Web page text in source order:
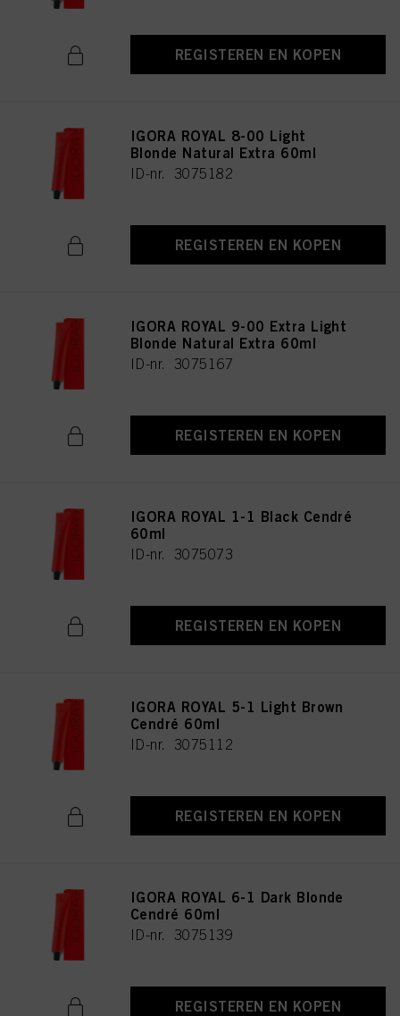
REGISTEREN EN KOPEN
IGORA ROYAL 8-00 Light
Blonde Natural Extra 60ml
ID-nr. 3075182
REGISTEREN EN KOPEN
IGORA ROYAL 9-00 Extra Light
Blonde Natural Extra 60ml
ID-nr. 3075167
REGISTEREN EN KOPEN
IGORA ROYAL 1-1 Black Cendré
60ml
ID-nr. 3075073
REGISTEREN EN KOPEN
IGORA ROYAL 5-1 Light Brown
Cendré 60ml
ID-nr. 3075112
REGISTEREN EN KOPEN
IGORA ROYAL 6-1 Dark Blonde
Cendré 60ml
ID-nr. 3075139
REGISTEREN EN KOPEN